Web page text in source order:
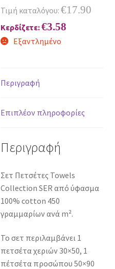
Τιμή καταλόγου: €17.90
Κερδίζετε:€3.58
Εξαντλημένο
Περιγραφή
Επιπλέον πληροφορίες
Περιγραφή
Σετ Πετσέτες Towels
Collection SER από ύφασμα
100% cotton 450
γραμμαρίων ανά m².
Το σετ περιλαμβάνει 1
πετσέτα χεριών 30×50, 1
πέτσέτα προσώπου 50×90